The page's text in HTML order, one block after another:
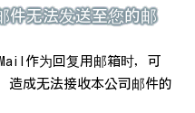
件无法发送至您的邮
作为回复用邮箱时，可
造成无法接收本公司邮件的